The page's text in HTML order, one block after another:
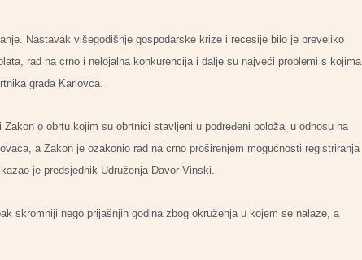
Nastavak višegodišnje gospodarske krize i recesije bilo je preveliko
rad na crno i nelojalna konkurencija i dalje su najveći problemi s kojima
grada Karlovca.
o obrtu kojim su obrtnici stavljeni u podređeni položaj u odnosu na
a Zakon je ozakonio rad na crno proširenjem mogućnosti registriranja
je predsjednik Udruženja Davor Vinski.
skromniji nego prijašnjih godina zbog okruženja u kojem se nalaze, a